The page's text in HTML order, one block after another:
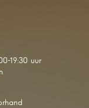
19:30 uur